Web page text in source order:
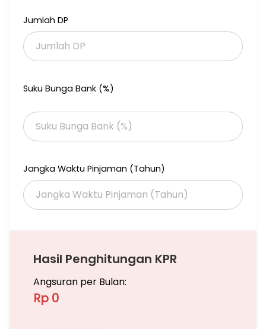
Kamar mandi 3+1
Carport 1 mobil
Ruang Tamu, Ruang Keluarga, Dapur, Taman
Jumlah DP
Suku Bunga Bank (%)
Jangka Waktu Pinjaman (Tahun)
Hasil Penghitungan KPR
Angsuran per Bulan:
Rp 0